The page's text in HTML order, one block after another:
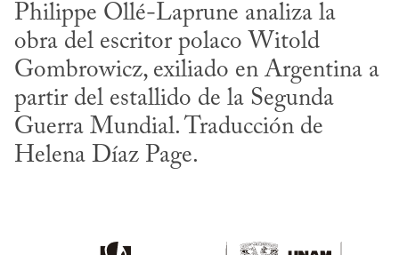
Philippe Ollé-Laprune analiza la
obra del escritor polaco Witold
Gombrowicz, exiliado en Argentina a
partir del estallido de la Segunda
Guerra Mundial. Traducción de
Helena Díaz Page.